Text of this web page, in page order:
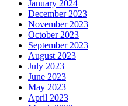
January 2024
December 2023
November 2023
October 2023
September 2023
August 2023
July 2023
June 2023
May 2023
April 2023